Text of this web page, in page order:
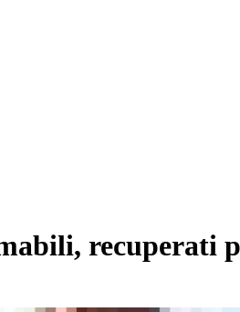
recuperati